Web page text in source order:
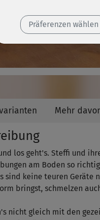
Mehr
los geht's. Steffi und
am Boden so
sind keine teuren Geräte
bringst, schmelzen
nicht gleich mit den
Präferenzen wählen